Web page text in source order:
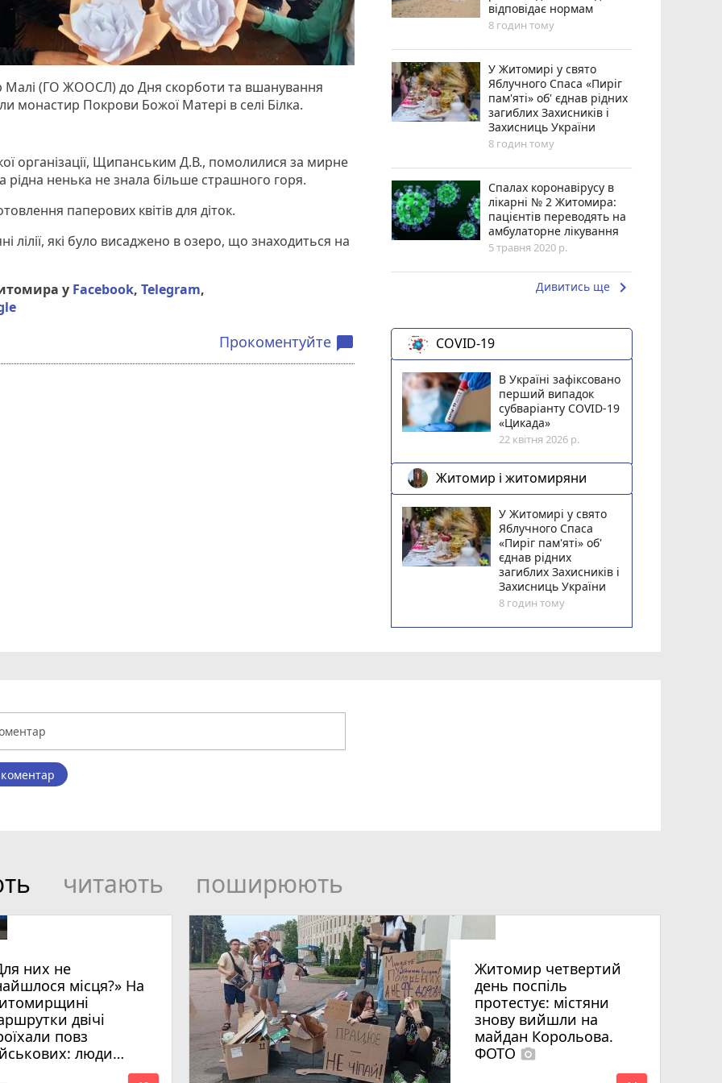
(ГО ЖООСЛ) до Дня скорботи та вшанування
монастир Покрови Божої Матері в селі Білка.
організації, Щипанським Д.В., помолилися за мирне
ненька не знала більше страшного горя.
паперових квітів для діток.
лілії, які було висаджено в озеро, що знаходиться на
у Facebook,Telegram,
Прокоментуйте chat_bubble
відповідає нормам
8 годин тому
У Житомирі у свято
Яблучного Спаса «Пиріг
пам'яті» об' єднав рідних
загиблих Захисників і
Захисниць України
8 годин тому
Спалах коронавірусу в
лікарні № 2 Житомира:
пацієнтів переводять на
амбулаторне лікування
5 травня 2020 р.
Дивитись ще keyboard_arrow_right
COVID-19
В Україні зафіксовано
перший випадок
субваріанту COVID-19
«Цикада»
22 квітня 2026 р.
Житомир і житомиряни
У Житомирі у свято
Яблучного Спаса
«Пиріг пам'яті» об'
єднав рідних
загиблих Захисників і
Захисниць України
8 годин тому
читають поширюють
них не
місця?» На
двічі
повз
люди
покарати
Житомир четвертий
день поспіль
протестує: містяни
знову вийшли на
майдан Корольова.
ФОТО photo_camera